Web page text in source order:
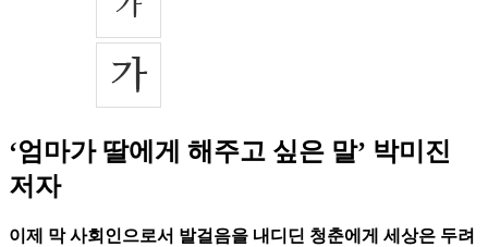
‘엄마가 딸에게 해주고 싶은 말’ 박미진
저자
이제 막 사회인으로서 발걸음을 내디딘 청춘에게 세상은 두려